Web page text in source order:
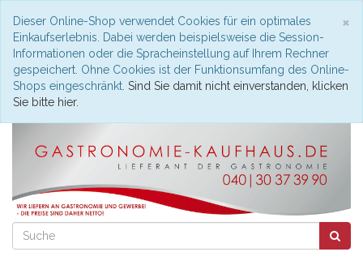
×
Dieser Online-Shop verwendet Cookies für ein optimales
Einkaufserlebnis. Dabei werden beispielsweise die Session-
Informationen oder die Spracheinstellung auf Ihrem Rechner
gespeichert. Ohne Cookies ist der Funktionsumfang des Online-
Shops eingeschränkt. Sind Sie damit nicht einverstanden, klicken
Sie bitte hier.